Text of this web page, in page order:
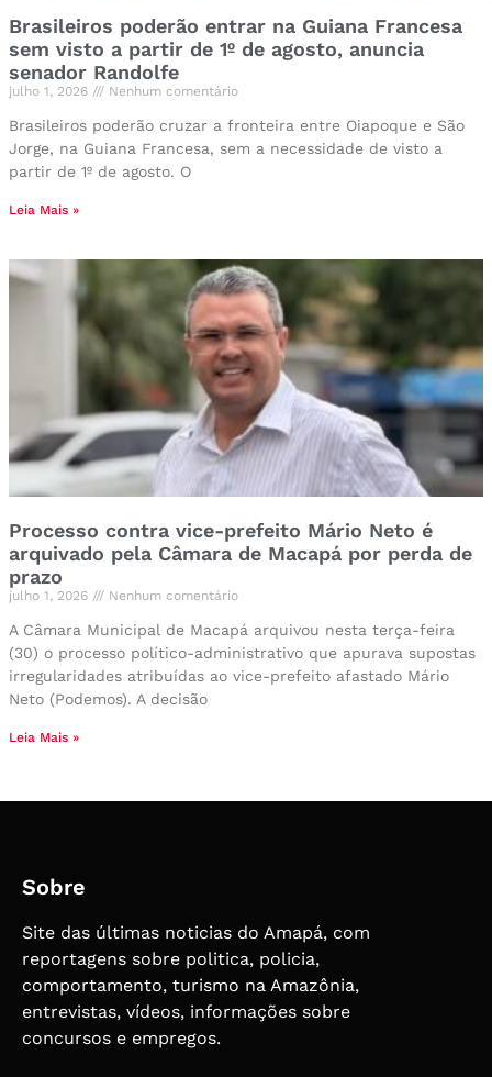
Brasileiros poderão entrar na Guiana Francesa
sem visto a partir de 1º de agosto, anuncia
senador Randolfe
julho 1, 2026 Nenhum comentário
Brasileiros poderão cruzar a fronteira entre Oiapoque e São
Jorge, na Guiana Francesa, sem a necessidade de visto a
partir de 1º de agosto. O
Leia Mais »
Processo contra vice-prefeito Mário Neto é
arquivado pela Câmara de Macapá por perda de
prazo
julho 1, 2026 Nenhum comentário
A Câmara Municipal de Macapá arquivou nesta terça-feira
(30) o processo político-administrativo que apurava supostas
irregularidades atribuídas ao vice-prefeito afastado Mário
Neto (Podemos). A decisão
Leia Mais »
Sobre
Site das últimas noticias do Amapá, com
reportagens sobre politica, policia,
comportamento, turismo na Amazônia,
entrevistas, vídeos, informações sobre
concursos e empregos.